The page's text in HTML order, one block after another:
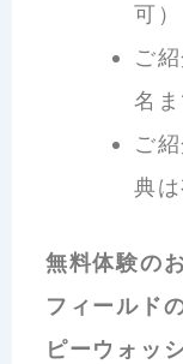
可）
ご
名
ご
典は
無料体験の
フィールド
ピーウォッ